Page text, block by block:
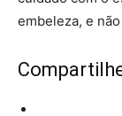
embeleza, e